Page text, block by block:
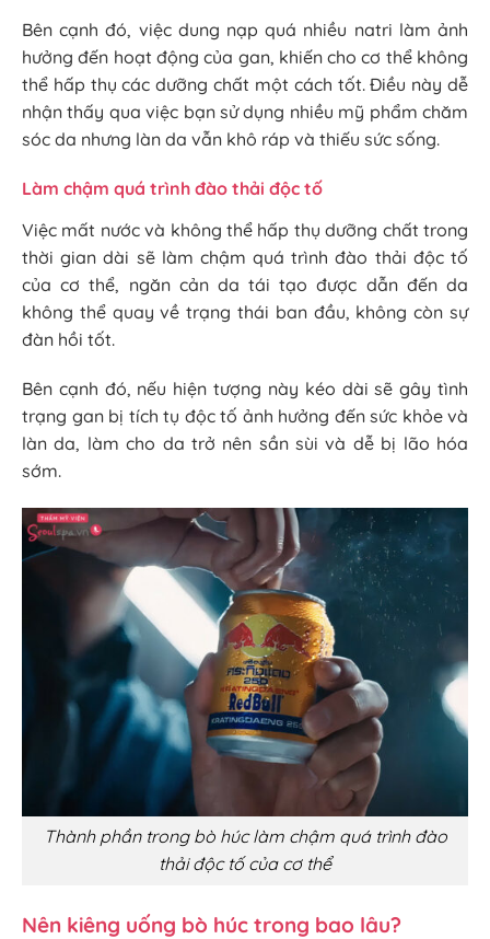
Bên cạnh đó, việc dung nạp quá nhiều natri làm ảnh
hưởng đến hoạt động của gan, khiến cho cơ thể không
thể hấp thụ các dưỡng chất một cách tốt. Điều này dễ
nhận thấy qua việc bạn sử dụng nhiều mỹ phẩm chăm
sóc da nhưng làn da vẫn khô ráp và thiếu sức sống.
Làm chậm quá trình đào thải độc tố
Việc mất nước và không thể hấp thụ dưỡng chất trong
thời gian dài sẽ làm chậm quá trình đào thải độc tố
của cơ thể, ngăn cản da tái tạo được dẫn đến da
không thể quay về trạng thái ban đầu, không còn sự
đàn hồi tốt.
Bên cạnh đó, nếu hiện tượng này kéo dài sẽ gây tình
trạng gan bị tích tụ độc tố ảnh hưởng đến sức khỏe và
làn da, làm cho da trở nên sần sùi và dễ bị lão hóa
sớm.
Thành phần trong bò húc làm chậm quá trình đào
thải độc tố của cơ thể
Nên kiêng uống bò húc trong bao lâu?